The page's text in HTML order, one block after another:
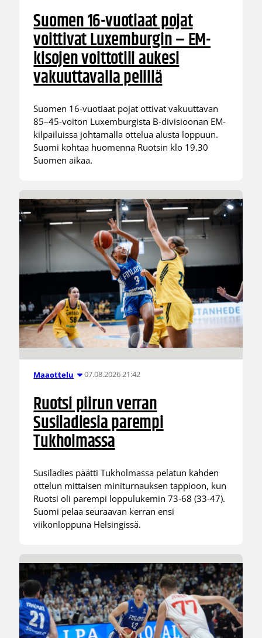
Suomen 16-vuotiaat pojat
voittivat Luxemburgin – EM-
kisojen voittotili aukesi
vakuuttavalla pelillä
Suomen 16-vuotiaat pojat ottivat vakuuttavan
85–45-voiton Luxemburgista B-divisioonan EM-
kilpailuissa johtamalla ottelua alusta loppuun.
Suomi kohtaa huomenna Ruotsin klo 19.30
Suomen aikaa.
Maaottelu 07.08.2026 21:42
Ruotsi piirun verran
Susiladiesia parempi
Tukholmassa
Susiladies päätti Tukholmassa pelatun kahden
ottelun mittaisen miniturnauksen tappioon, kun
Ruotsi oli parempi loppulukemin 73-68 (33-47).
Suomi pelaa seuraavan kerran ensi
viikonloppuna Helsingissä.